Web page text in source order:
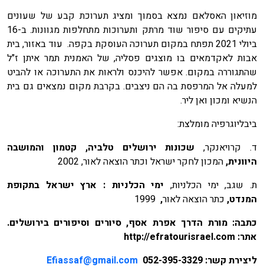
מוזיאון האסלאם נמצא בסמוך ומציג תערוכת קבע של שעונים
עתיקים עם סיפור שוד מרתק ותערוכות מתחלפות מגוונות. ב-16
ביולי 2021 תפתח במקום תערוכה העוסקת בקפה. עוד באזור, בית
אבות לאקדמאים בו מוצגים פסליה, של האמנית תמר איתן ז"ל
שהתגוררה במקום. אפשר להיכנס ולראות את התערוכה או להביט
למעלה אל המרפסת בה הם ניצבים. בקרבת מקום נמצאים גם בית
הנשיא ומכון ואן ליר.
ביבליוגרפיה מומלצת:
ד. קרויאנקר, שכונות ירושלים טלביה, קטמון והמושבה
היוונית,המכון לחקר ישראל וכתר הוצאה לאור, 2002
ת. שגב, ימי הכלניות, ימי הכלניות : ארץ ישראל בתקופת
המנדט, כתר הוצאה לאור,
1999
כתבה: מורת הדרך אפרת אסף, סיורים וסיפורים בירושלים.
אתר: http://efratourisrael.com
ליצירת קשר:
Efiassaf@gmail.com 052-395-3329